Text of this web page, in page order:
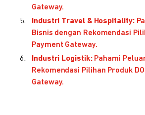
Gateway.
Industri Travel & Hospitality:
Bisnis dengan Rekomendasi
Payment Gateway.
Industri Logistik:Pahami
Rekomendasi Pilihan Produk
Gateway.